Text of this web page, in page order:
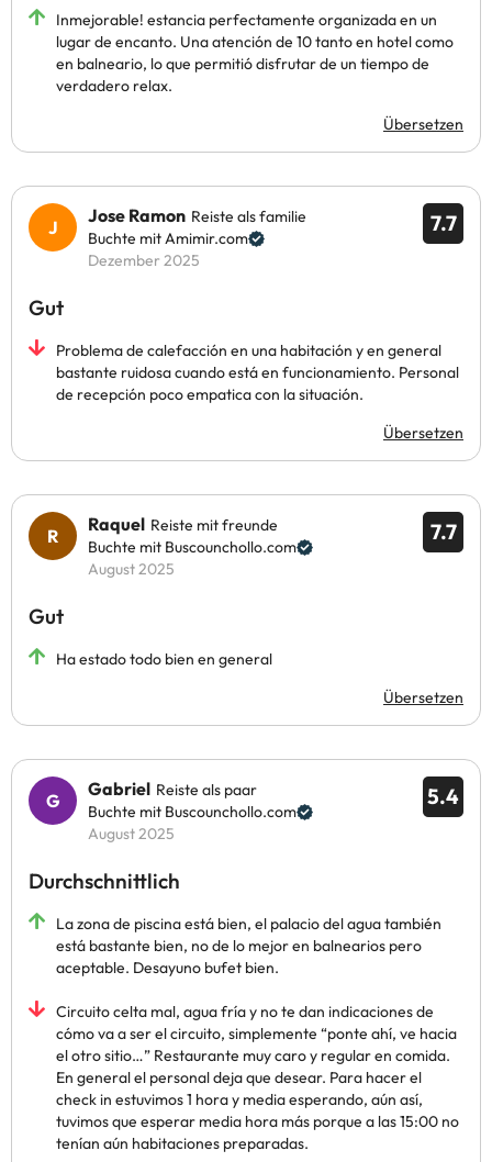
Inmejorable! estancia perfectamente organizada en un
lugar de encanto. Una atención de 10 tanto en hotel como
en balneario, lo que permitió disfrutar de un tiempo de
verdadero relax.
Übersetzen
7.7
Jose Ramon Reiste als familie
Buchte mit Amimir.com
Dezember 2025
Gut
Problema de calefacción en una habitación y en general
bastante ruidosa cuando está en funcionamiento. Personal
de recepción poco empatica con la situación.
Übersetzen
7.7
Raquel Reiste mit freunde
Buchte mit Buscounchollo.com
August 2025
Gut
Ha estado todo bien en general
Übersetzen
5.4
Gabriel Reiste als paar
Buchte mit Buscounchollo.com
August 2025
Durchschnittlich
La zona de piscina está bien, el palacio del agua también
está bastante bien, no de lo mejor en balnearios pero
aceptable. Desayuno bufet bien.
Circuito celta mal, agua fría y no te dan indicaciones de
cómo va a ser el circuito, simplemente “ponte ahí, ve hacia
el otro sitio…” Restaurante muy caro y regular en comida.
En general el personal deja que desear. Para hacer el
check in estuvimos 1 hora y media esperando, aún así,
tuvimos que esperar media hora más porque a las 15:00 no
tenían aún habitaciones preparadas.